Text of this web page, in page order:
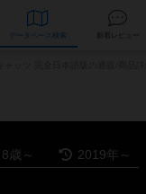
データベース
8歳～ 2019年～